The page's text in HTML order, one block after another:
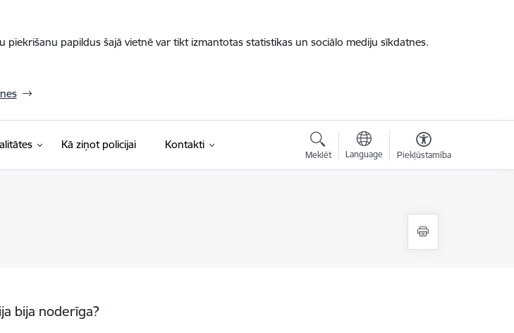
papildus šajā vietnē var tikt izmantotas statistikas un sociālo mediju sīkdatnes.
Kā ziņot policijai Kontakti
Meklēt Language Piekļūstamība
bija noderīga?